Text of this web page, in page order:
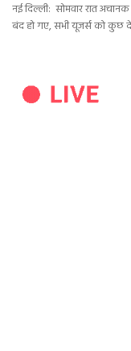
नई दिल्ली: सोमवार रात
बंद हो गए, सभी यूजर्स को कुछ